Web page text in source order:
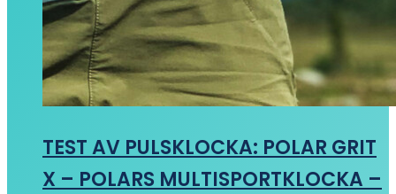
TEST AV PULSKLOCKA: POLAR GRIT
X – POLARS MULTISPORTKLOCKA –